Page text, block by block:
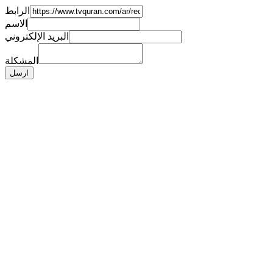
الرابط
الاسم
البريد الإلكتروني
المشكلة
ارسل